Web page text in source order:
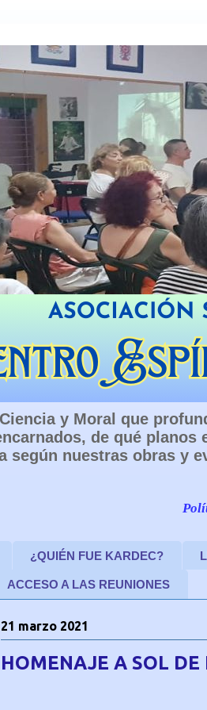
y Moral que
de qué
según nuestras obras y
¿QUIÉN FUE KARDEC?
ACCESO A LAS REUNIONES
21 marzo 2021
HOMENAJE A SOL DE